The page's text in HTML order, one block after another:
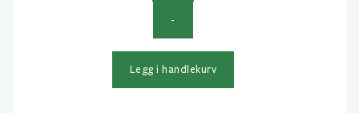
Line
Teller
0-
-
Legg i handlekurv